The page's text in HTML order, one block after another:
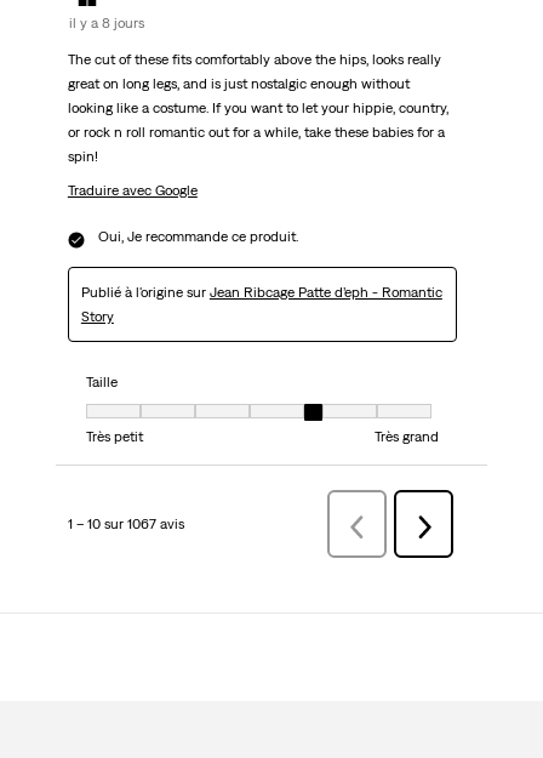
il y a 8 jours
The cut of these fits comfortably above the hips, looks really
great on long legs, and is just nostalgic enough without
looking like a costume. If you want to let your hippie, country,
or rock n roll romantic out for a while, take these babies for a
spin!
Traduire avec Google
Oui, Je recommande ce produit.
Publié à l'origine sur Jean Ribcage Patte d’eph - Romantic
Story
Taille
Taille, 5 sur 7, où 1 est égal à Très petit et 7 est égal à Très grand
Très petit
Très grand
1 – 10 sur 1067 avis PrécédentavisSuivant
avis